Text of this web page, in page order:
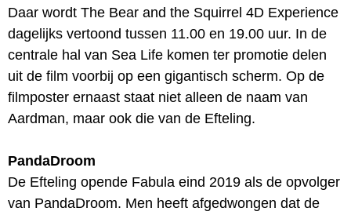
Daar wordt The Bear and the Squirrel 4D Experience
dagelijks vertoond tussen 11.00 en 19.00 uur. In de
centrale hal van Sea Life komen ter promotie delen
uit de film voorbij op een gigantisch scherm. Op de
filmposter ernaast staat niet alleen de naam van
Aardman, maar ook die van de Efteling.
PandaDroom
De Efteling opende Fabula eind 2019 als de opvolger
van PandaDroom. Men heeft afgedwongen dat de